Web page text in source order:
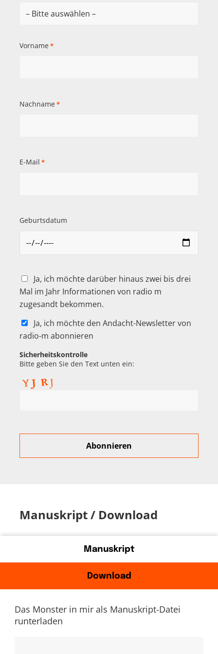
Vorname *
Nachname *
E-Mail *
Geburtsdatum
Ja, ich möchte darüber hinaus zwei bis drei
Mal im Jahr Informationen von radio m
zugesandt bekommen.
Ja, ich möchte den Andacht-Newsletter von
radio-m abonnieren
Sicherheitskontrolle
Bitte geben Sie den Text unten ein:
Manuskript / Download
Manuskript
Download
Das Monster in mir als Manuskript-Datei
runterladen